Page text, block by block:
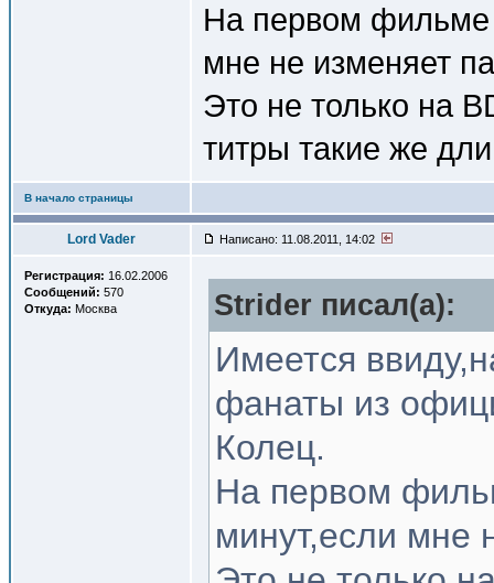
На первом фильме
мне не изменяет
Это не только на
титры такие же
В начало страницы
Lord Vader Написано: 11.08.2011, 14:02
Регистрация: 16.02.2006
Сообщений: 570
Откуда: Москва Strider писал(a):
Имеется
фанаты из
Колец.
На первом
минут,если мне